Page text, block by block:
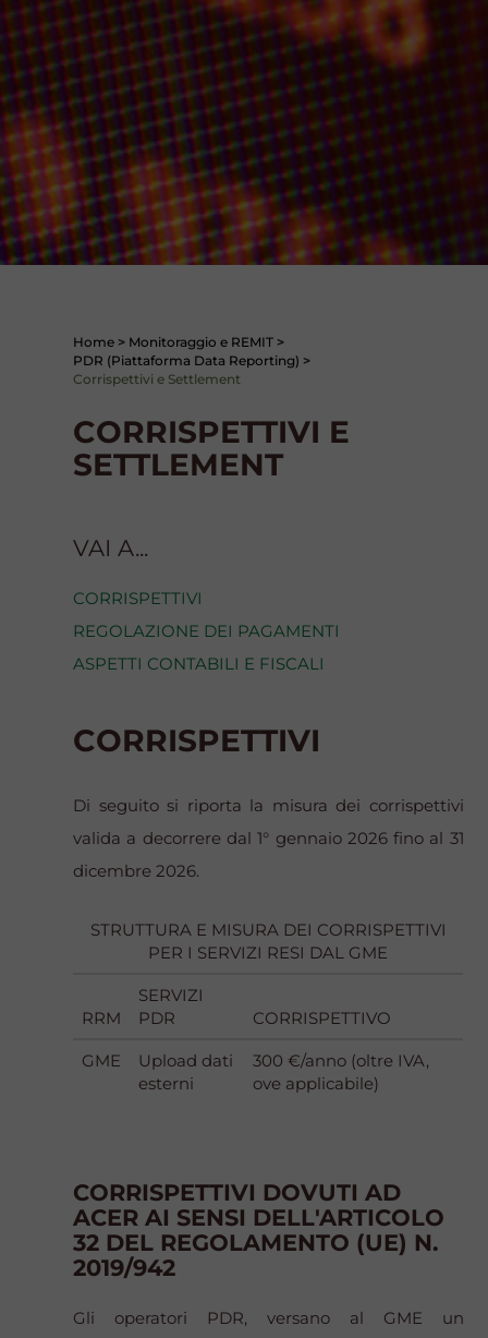
Home > Monitoraggio e REMIT >
PDR (Piattaforma Data Reporting) >
Corrispettivi e Settlement
CORRISPETTIVI E
SETTLEMENT
VAI A...
CORRISPETTIVI
REGOLAZIONE DEI PAGAMENTI
ASPETTI CONTABILI E FISCALI
CORRISPETTIVI
Di seguito si riporta la misura dei corrispettivi
valida a decorrere dal 1° gennaio 2026 fino al 31
dicembre 2026.
STRUTTURA E MISURA DEI CORRISPETTIVI
PER I SERVIZI RESI DAL GME
RRM
SERVIZI
PDR
CORRISPETTIVO
GME
Upload dati
esterni
300 €/anno (oltre IVA,
ove applicabile)
CORRISPETTIVI DOVUTI AD
ACER AI SENSI DELL'ARTICOLO
32 DEL REGOLAMENTO (UE) N.
2019/942
Gli operatori PDR, versano al GME un